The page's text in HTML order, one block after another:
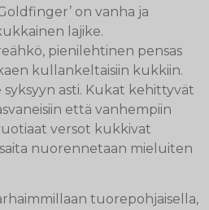
on vanha ja
lajike.
pienilehtinen pensas
kullankeltaisiin kukkiin.
asti. Kukat kehittyvät
että vanhempiin
versot kukkivat
nuorennetaan mieluiten
tuorepohjaisella,